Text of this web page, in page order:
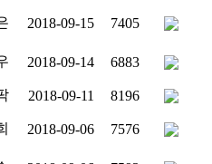
2018-09-15 7405
2018-09-14 6883
2018-09-11 8196
2018-09-06 7576